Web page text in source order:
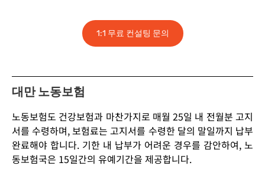
1:1 무료 컨설팅 문의
대만 노동보험
노동보험도 건강보험과 마찬가지로 매월 25일 내 전월분 고지
서를 수령하며, 보험료는 고지서를 수령한 달의 말일까지 납부
완료해야 합니다. 기한 내 납부가 어려운 경우를 감안하여, 노
동보험국은 15일간의 유예기간을 제공합니다.